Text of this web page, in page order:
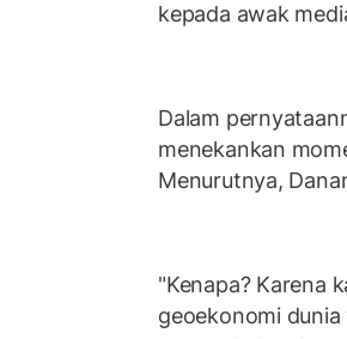
kepada awak
Dalam
menekankan
Menurutnya,
"Kenapa? Karena
geoekonomi